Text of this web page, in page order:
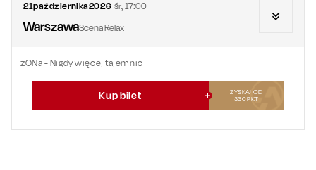
21października2026 śr.,17:00
WarszawaScena Relax
żONa - Nigdy więcej tajemnic
Kup bilet
ZYSKAJ OD
330PKT